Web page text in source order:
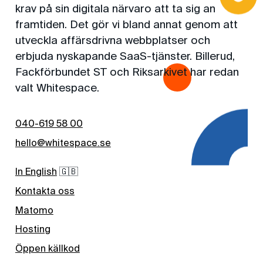
krav på sin digitala närvaro att ta sig an
framtiden. Det gör vi bland annat genom att
utveckla affärsdrivna webbplatser och
erbjuda nyskapande SaaS-tjänster. Billerud,
Fackförbundet ST och Riksarkivet har redan
valt Whitespace.
040-619 58 00
hello@whitespace.se
In English 🇬🇧
Kontakta oss
Matomo
Hosting
Öppen källkod